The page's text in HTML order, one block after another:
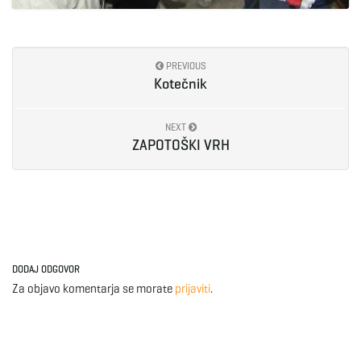
PREVIOUS
Kotečnik
NEXT
ZAPOTOŠKI VRH
DODAJ ODGOVOR
Za objavo komentarja se morate prijaviti.